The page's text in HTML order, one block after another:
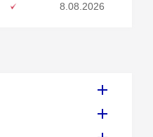
8.08.2026